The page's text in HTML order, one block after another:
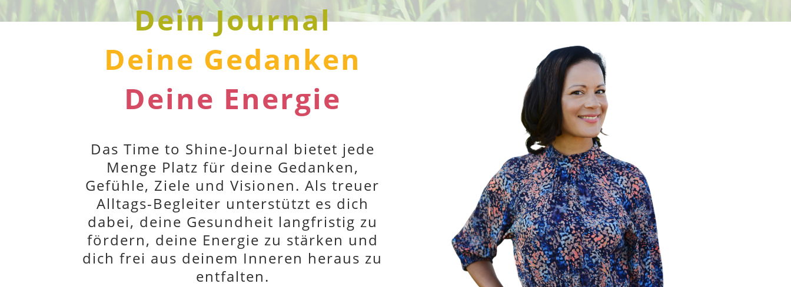
Dein Journal
Deine Gedanken
Deine Energie
Das Time to Shine-Journal bietet jede
Menge Platz für deine Gedanken,
Gefühle, Ziele und Visionen. Als treuer
Alltags-Begleiter unterstützt es dich
dabei, deine Gesundheit langfristig zu
fördern, deine Energie zu stärken und
dich frei aus deinem Inneren heraus zu
entfalten.